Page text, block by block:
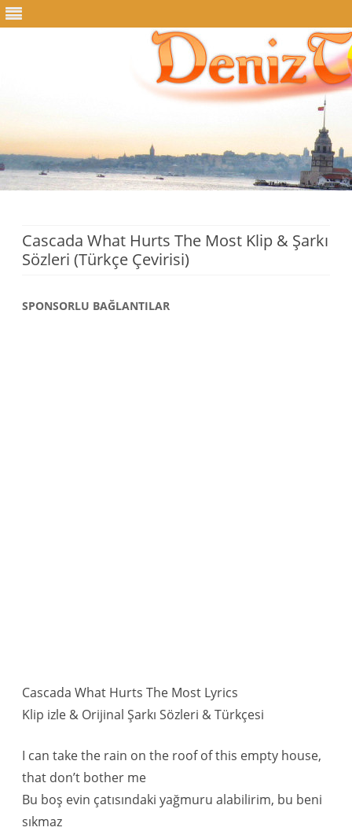
Cascada What Hurts The Most Klip & Şarkı
Sözleri (Türkçe Çevirisi)
SPONSORLU BAĞLANTILAR
Cascada What Hurts The Most Lyrics
Klip izle & Orijinal Şarkı Sözleri & Türkçesi
I can take the rain on the roof of this empty house,
that don’t bother me
Bu boş evin çatısındaki yağmuru alabilirim, bu beni
sıkmaz